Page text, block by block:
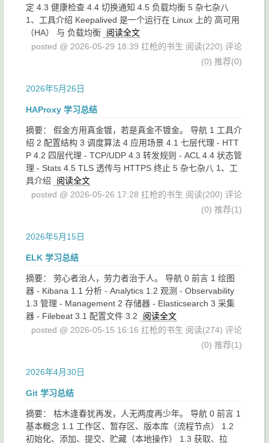
定 4.3 健康检查 4.4 切换通知 4.5 负载均衡 5 杂七杂八
1、工具介绍 Keepalived 是一个运行在 Linux 上的 高可用
（HA） 与 负载均衡
阅读全文
posted @ 2026-05-29 18:39 扛枪的书生 阅读(220) 评论
(0) 推荐(0)
2026年5月26日
HAProxy 学习总结
摘要： 假金方用真金镀，若是真金不镀金。 导航 1 工具介
绍 2 配置结构 3 调度算法 4 应用场景 4.1 七层代理 - HTT
P 4.2 四层代理 - TCP/UDP 4.3 转发规则 - ACL 4.4 状态管
理 - Stats 4.5 TLS 透传与 HTTPS 终止 5 杂七杂八 1、工
具介绍
阅读全文
posted @ 2026-05-26 17:28 扛枪的书生 阅读(200) 评论
(0) 推荐(1)
2026年5月15日
ELK 学习总结
摘要： 劳心者治人，劳力者治于人。 导航 0 前言 1 绘图
器 - Kibana 1.1 分析 - Analytics 1.2 观测 - Observability
1.3 管理 - Management 2 存储器 - Elasticsearch 3 采集
器 - Filebeat 3.1 配置文件 3.2
阅读全文
posted @ 2026-05-15 16:16 扛枪的书生 阅读(274) 评论
(0) 推荐(1)
2026年4月30日
Git 学习总结
摘要： 枯木逢春犹再发，人无两度再少年。 导航 0 前言 1
基本概念 1.1 工作区、暂存区、版本库（流程节点） 1.2
初始化、添加、提交、贮藏（本地操作） 1.3 获取、拉